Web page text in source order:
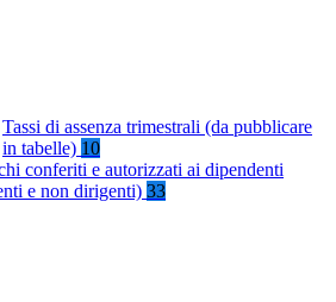
Tassi di assenza trimestrali (da pubblicare
in tabelle) 10
conferiti e autorizzati ai dipendenti
e non dirigenti) 33